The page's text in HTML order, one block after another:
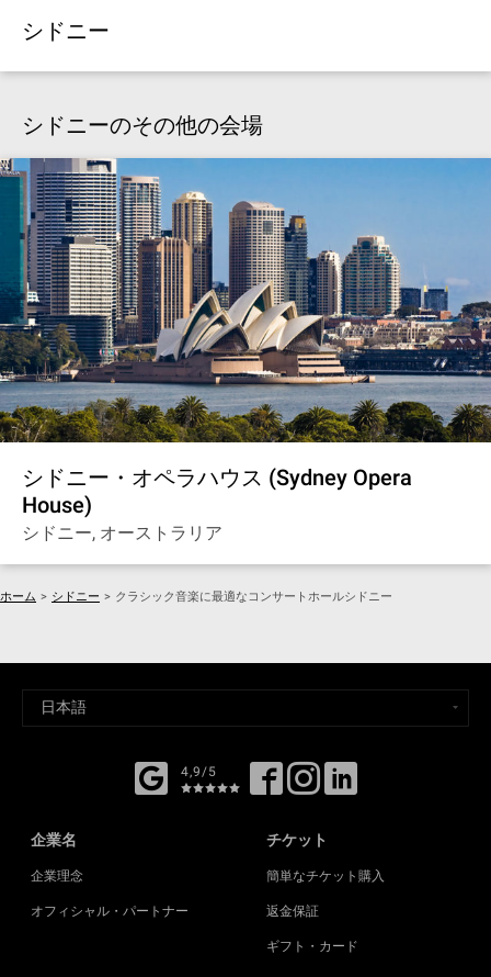
シドニー
シドニーのその他の会場
シドニー・オペラハウス (Sydney Opera
House)
シドニー, オーストラリア
ホーム > シドニー > クラシック音楽に最適なコンサートホールシドニー
4,9/5
企業名
企業理念
オフィシャル・パートナー
チケット
簡単なチケット購入
返金保証
ギフト・カード